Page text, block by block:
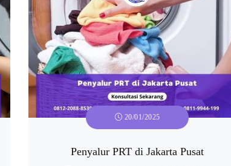
20/01/2025
Penyalur PRT di Jakarta Pusat